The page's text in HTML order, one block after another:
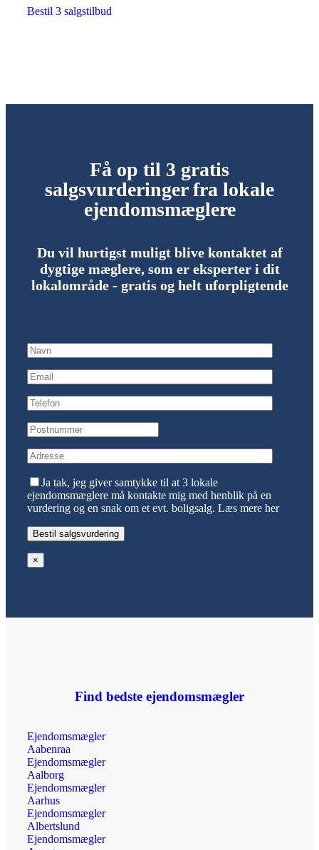
Bestil 3 salgstilbud
Få op til 3 gratis
salgsvurderinger fra lokale
ejendomsmæglere
Du vil hurtigst muligt blive kontaktet af
dygtige mæglere, som er eksperter i dit
lokalområde - gratis og helt uforpligtende
Ja tak, jeg giver samtykke til at 3 lokale
ejendomsmæglere må kontakte mig med henblik på en
vurdering og en snak om et evt. boligsalg. Læs mere her
×
Find bedste ejendomsmægler
Ejendomsmægler
Aabenraa
Ejendomsmægler
Aalborg
Ejendomsmægler
Aarhus
Ejendomsmægler
Albertslund
Ejendomsmægler